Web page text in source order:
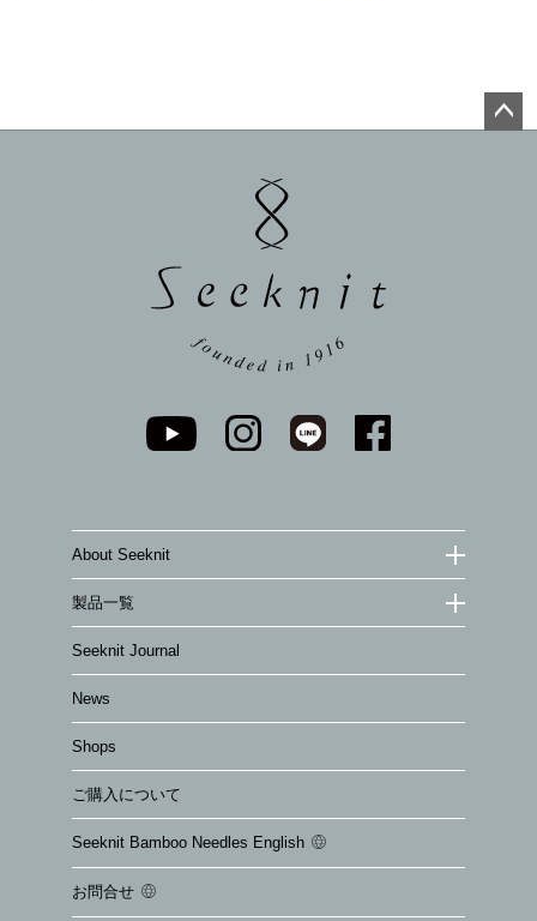
About Seeknit
製品一覧
Seeknit Journal
News
Shops
ご購入について
Seeknit Bamboo Needles English
お問合せ